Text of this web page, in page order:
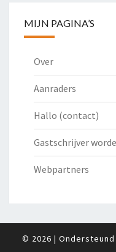
MIJN PAGINA’S
Over
Aanraders
Hallo (contact)
Gastschrijver
Webpartners
© 2026 |